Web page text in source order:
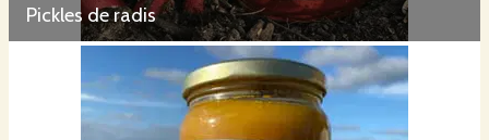
Pickles de radis